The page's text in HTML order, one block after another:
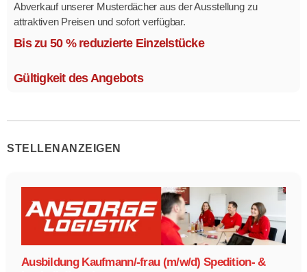
Abverkauf unserer Musterdächer aus der Ausstellung zu
attraktiven Preisen und sofort verfügbar.
Mehrere Modelle in verschiedenen Ausführungen.
Bis zu 50 % reduzierte Einzelstücke
Gültigkeit des Angebots
STELLENANZEIGEN
Ausbildung Kaufmann/-frau (m/w/d) Spedition- &